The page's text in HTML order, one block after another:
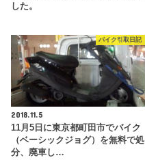
した。
バイク引取日記
2018.11.5
11月5日に東京都町田市でバイク
（ベーシックジョグ）を無料で処
分、廃車し…